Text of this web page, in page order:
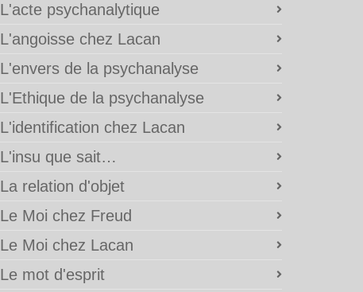
L'acte psychanalytique
L'angoisse chez Lacan
L'envers de la psychanalyse
L'Ethique de la psychanalyse
L'identification chez Lacan
L'insu que sait…
La relation d'objet
Le Moi chez Freud
Le Moi chez Lacan
Le mot d'esprit